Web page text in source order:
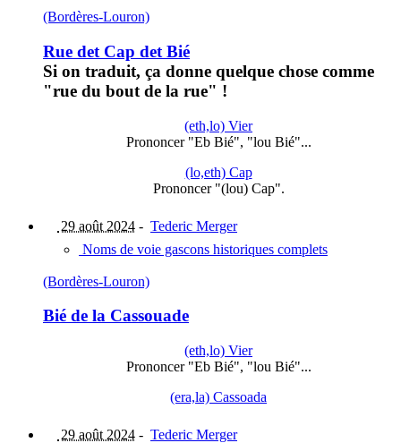
(Bordères-Louron)
Rue det Cap det Bié
Si on traduit, ça donne quelque chose comme
"rue du bout de la rue" !
(eth,lo) Vier
Prononcer "Eb Bié", "lou Bié"...
(lo,eth) Cap
Prononcer "(lou) Cap".
29 août 2024 - Tederic Merger
Noms de voie gascons historiques complets
(Bordères-Louron)
Bié de la Cassouade
(eth,lo) Vier
Prononcer "Eb Bié", "lou Bié"...
(era,la) Cassoada
29 août 2024 - Tederic Merger